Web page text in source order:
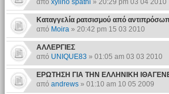
από xylino spathi » 20:29 pm 03 04 2010
Καταγγελία ρατσισμού από
από Moira» 20:42 pm 15 03 2010
ΑΛΛΕΡΓΙΕΣ
από UNIQUE83 » 01:05 am 03 03 2010
ΕΡΩΤΗΣΗ ΓΙΑ ΤΗΝ ΕΛΛΗΝΙΚΗ
από andrews» 01:10 am 10 05 2009